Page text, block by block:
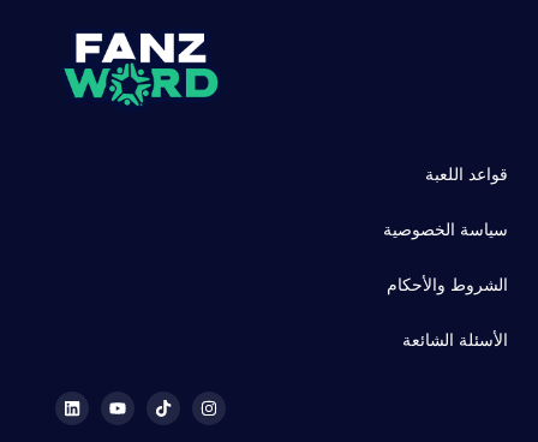
قواعد اللعبة
سياسة الخصوصية
الشروط والأحكام
الأسئلة الشائعة